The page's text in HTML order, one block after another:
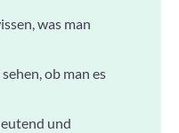
was man
ob man es
und